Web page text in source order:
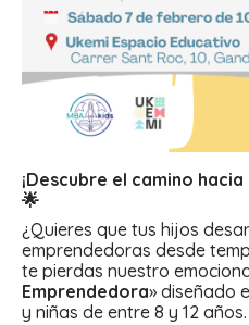
¡Descubre el camino
🌟
¿Quieres que tus hijos
emprendedoras desde
te pierdas nuestro
Emprendedora» diseñado
y niñas de entre 8 y 12 años.